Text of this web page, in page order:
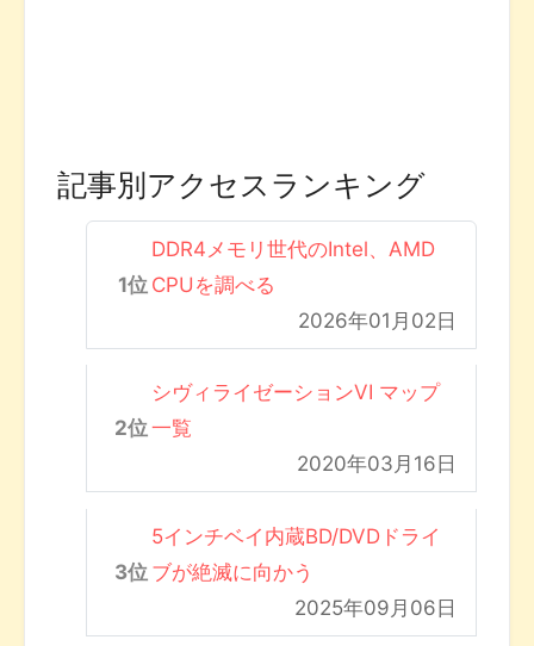
記事別アクセスランキング
DDR4メモリ世代のIntel、AMD
CPUを調べる
2026年01月02日
シヴィライゼーションVI マップ
一覧
2020年03月16日
5インチベイ内蔵BD/DVDドライ
ブが絶滅に向かう
2025年09月06日